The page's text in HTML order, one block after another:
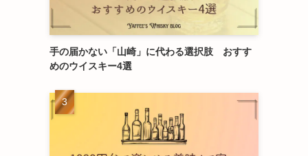
手の届かない「山崎」に代わる選択肢 おすす
めのウイスキー4選